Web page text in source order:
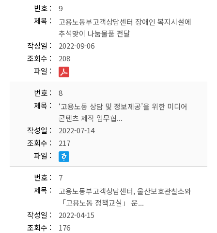
번호
9
제목
고용노동부고객상담센터 장애인 복지시설에
추석맞이 나눔물품 전달
작성일
2022-09-06
조회수
208
파일
번호
8
제목
‘고용노동 상담 및 정보제공’을 위한 미디어
콘텐츠 제작 업무협...
작성일
2022-07-14
조회수
217
파일
번호
7
제목
고용노동부고객상담센터, 울산보호관찰소와
「고용노동 정책교실」 운...
작성일
2022-04-15
조회수
176